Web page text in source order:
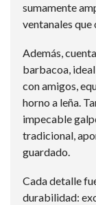
sumamente
ventanales
Además,
barbacoa,
con amigos,
horno a leña.
impecable
tradicional,
guardado.
Cada detalle
durabilidad: